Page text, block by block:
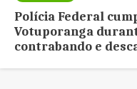
Polícia Federal
Votuporanga
contrabando e